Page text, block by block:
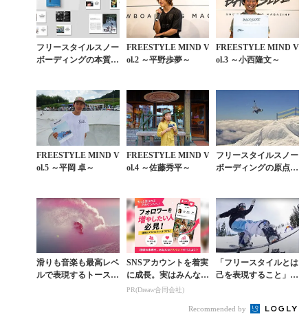
フリースタイルスノー
ボーディングの本質
別企画】
FREESTYLE MIND V
ol.2 ～平野歩夢～
FREESTYLE MIND V
ol.3 ～小西隆文～
FREESTYLE MIND V
ol.5 ～平岡 卓～
FREESTYLE MIND V
ol.4 ～佐藤秀平～
フリースタイルスノー
ボーディングの原点で
滑りも音楽も最高レベ
ルで表現するトースタ
SNSアカウントを着実
に成長。実はみんなコ
コ使ってます。
PR(Dreaw合同会社)
「フリースタイルとは
己を表現すること」だ
Recommended by